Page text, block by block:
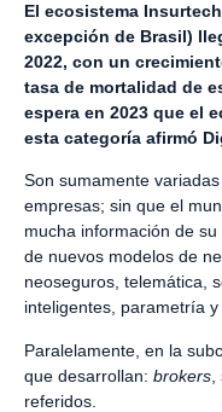
El ecosistema
excepción de Brasil)
2022, con un
tasa de mortalidad de
espera en 2023 que el
esta categoría afirmó
Son sumamente
empresas; sin que el
mucha información de
de nuevos modelos de
neoseguros, telemática,
inteligentes, parametría
Paralelamente, en la
que desarrollan: brokers
referidos.